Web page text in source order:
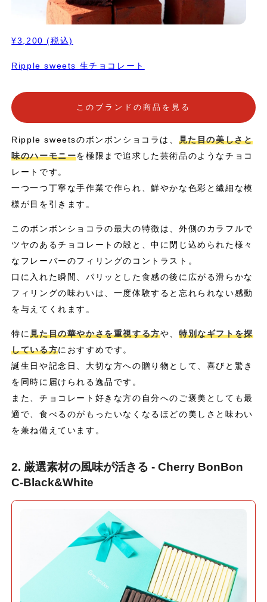
¥3,200 (税込)
Ripple sweets 生チョコレート
このブランドの商品を見る
Ripple sweetsのボンボンショコラは、 見た目の美しさと
味のハーモニーを極限まで追求した芸術品のようなチョコ
レートです。
一つ一つ丁寧な手作業で作られ、鮮やかな色彩と繊細な模
様が目を引きます。
このボンボンショコラの最大の特徴は、外側のカラフルで
ツヤのあるチョコレートの殻と、中に閉じ込められた様々
なフレーバーのフィリングのコントラスト。
口に入れた瞬間、パリッとした食感の後に広がる滑らかな
フィリングの味わいは、一度体験すると忘れられない感動
を与えてくれます。
特に見た目の華やかさを重視する方や、 特別なギフトを探
している方におすすめです。
誕生日や記念日、大切な方への贈り物として、喜びと驚き
を同時に届けられる逸品です。
また、チョコレート好きな方の自分へのご褒美としても最
適で、食べるのがもったいなくなるほどの美しさと味わい
を兼ね備えています。
2. 厳選素材の風味が活きる - Cherry BonBon
C-Black&White